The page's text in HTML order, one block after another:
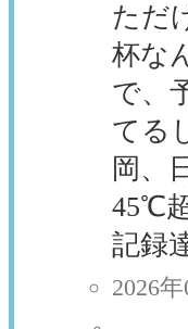
ただ
杯な
で、
てる
岡、
45℃
記録
2026